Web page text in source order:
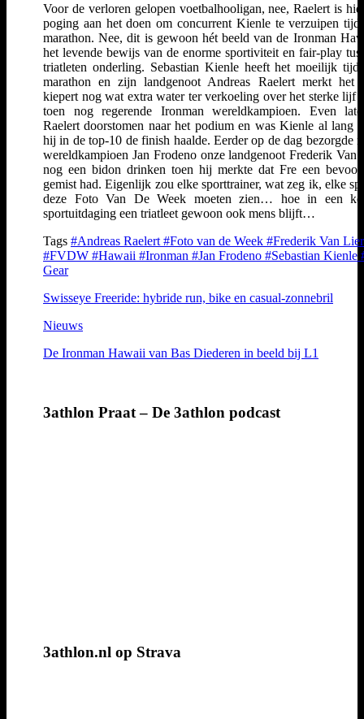
Voor de verloren gelopen voetbalhooligan, nee, Raelert is
poging aan het doen om concurrent Kienle te verzuipen
marathon. Nee, dit is gewoon hét beeld van de Ironman
het levende bewijs van de enorme sportiviteit en fair-play
triatleten onderling. Sebastian Kienle heeft het moeilijk
marathon en zijn landgenoot Andreas Raelert merkt het
kiepert nog wat extra water ter verkoeling over het sterke lijf
toen nog regerende Ironman wereldkampioen. Even
Raelert doorstomen naar het podium en was Kienle al lang
hij in de top-10 de finish haalde. Eerder op de dag bezorgde
wereldkampioen Jan Frodeno onze landgenoot Frederik Van
nog een bidon drinken toen hij merkte dat Fre een
gemist had. Eigenlijk zou elke sporttrainer, wat zeg ik, elke
deze Foto Van De Week moeten zien… hoe in een
sportuitdaging een triatleet gewoon ook mens blijft…
Tags #Andreas Raelert #Foto van de Week #Frederik Van
#FVDW #Hawaii #Ironman #Jan Frodeno #Sebastian Kienle
Gear
Swisseye Freeride: hybride run, bike en casual-zonnebril
Nieuws
De Ironman Hawaii van Bas Diederen in beeld bij L1
3athlon Praat – De 3athlon podcast
3athlon.nl op Strava